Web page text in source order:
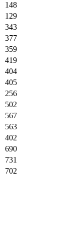
148
129
343
377
359
419
404
405
256
502
567
563
402
690
731
702